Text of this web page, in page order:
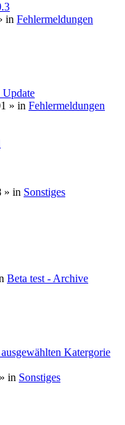
in Fehlermeldungen
Update
» in Fehlermeldungen
» in Sonstiges
Beta test - Archive
Katergorie
» in Sonstiges